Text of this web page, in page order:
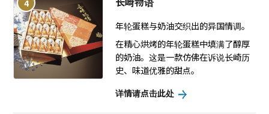
4
年轮蛋糕与奶油交织出的异国情调。
在精心烘烤的年轮蛋糕中填满了醇厚
的奶油。这是一款仿佛在诉说长崎历
史、味道优雅的甜点。
详情请点击此处